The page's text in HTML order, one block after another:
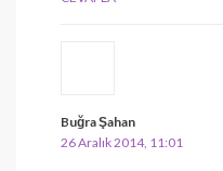
Buğra Şahan
26 Aralık 2014, 11:01